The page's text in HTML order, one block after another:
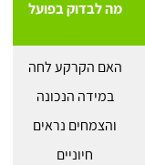
מה לבדוק בפועל
האם הקרקע לחה
במידה הנכונה
והצמחים נראים
חיוניים